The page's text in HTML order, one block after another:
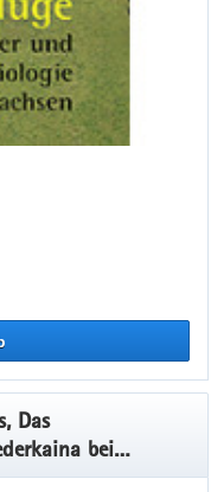
Das
bei